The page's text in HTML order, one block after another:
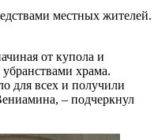
местных жителей.
от купола и
храма.
для всех и получили
– подчеркнул